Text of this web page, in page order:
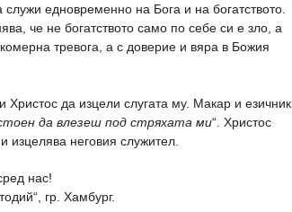
едновременно на Бога и на богатството.
че не богатството само по себе си е зло, а
тревога, а с доверие и вяра в Божия
да изцели слугата му. Макар и езичник,
да влезеш под стряхата ми“. Христос
изцелява неговия служител.
нас!
гр. Хамбург.